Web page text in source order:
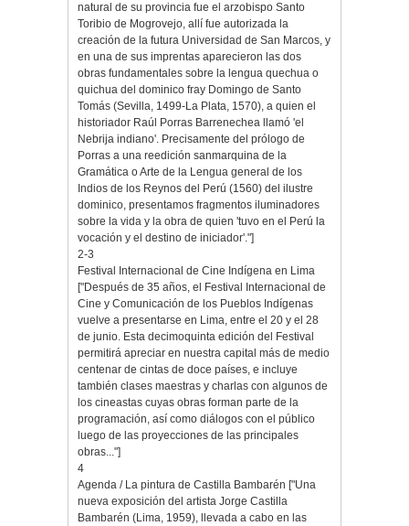
natural de su provincia fue el arzobispo Santo
Toribio de Mogrovejo, allí fue autorizada la
creación de la futura Universidad de San Marcos, y
en una de sus imprentas aparecieron las dos
obras fundamentales sobre la lengua quechua o
quichua del dominico fray Domingo de Santo
Tomás (Sevilla, 1499-La Plata, 1570), a quien el
historiador Raúl Porras Barrenechea llamó 'el
Nebrija indiano'. Precisamente del prólogo de
Porras a una reedición sanmarquina de la
Gramática o Arte de la Lengua general de los
Indios de los Reynos del Perú (1560) del ilustre
dominico, presentamos fragmentos iluminadores
sobre la vida y la obra de quien 'tuvo en el Perú la
vocación y el destino de iniciador'."]
2-3
Festival Internacional de Cine Indígena en Lima
["Después de 35 años, el Festival Internacional de
Cine y Comunicación de los Pueblos Indígenas
vuelve a presentarse en Lima, entre el 20 y el 28
de junio. Esta decimoquinta edición del Festival
permitirá apreciar en nuestra capital más de medio
centenar de cintas de doce países, e incluye
también clases maestras y charlas con algunos de
los cineastas cuyas obras forman parte de la
programación, así como diálogos con el público
luego de las proyecciones de las principales
obras..."]
4
Agenda / La pintura de Castilla Bambarén ["Una
nueva exposición del artista Jorge Castilla
Bambarén (Lima, 1959), llevada a cabo en las